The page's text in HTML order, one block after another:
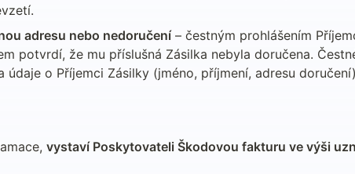
adresu nebo nedoručení – čestným prohlášením
potvrdí, že mu příslušná Zásilka nebyla doručena.
údaje o Příjemci Zásilky (jméno, příjmení, adresu
vystaví Poskytovateli Škodovou fakturu ve výši